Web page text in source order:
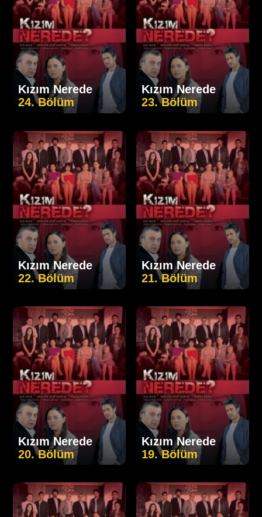
Kızım Nerede
24. Bölüm
Kızım Nerede
23. Bölüm
Kızım Nerede
22. Bölüm
Kızım Nerede
21. Bölüm
Kızım Nerede
20. Bölüm
Kızım Nerede
19. Bölüm